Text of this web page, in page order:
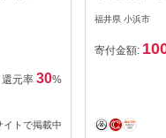
還元率 30%
イトで掲載中
宿泊ギフ
[BFBY005]
福井県 小浜市
寄付金額: